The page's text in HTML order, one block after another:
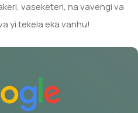
vaseketeri, na vavengi va
yi tekela eka vanhu!